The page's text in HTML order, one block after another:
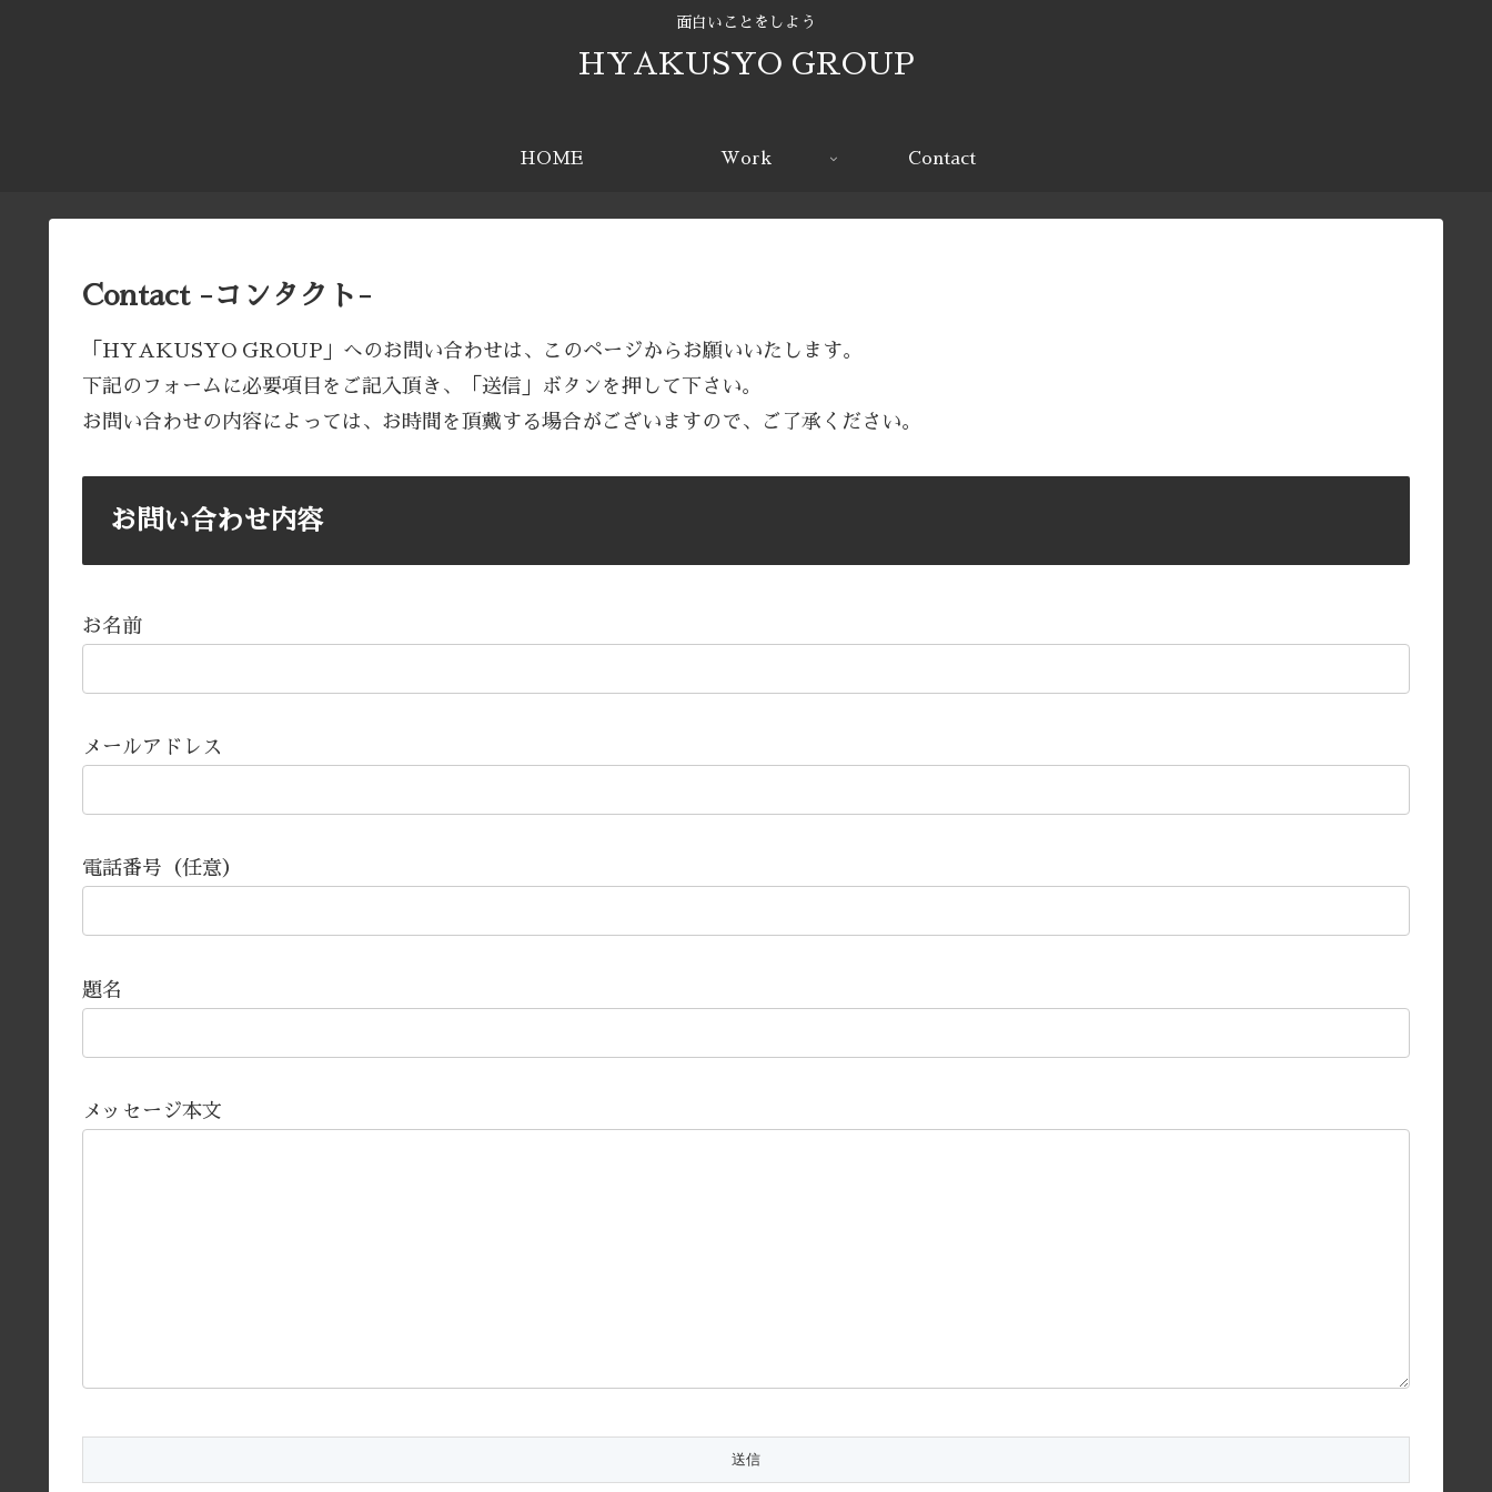
面白いことをしよう
HYAKUSYO GROUP
HOME Work Contact
Contact -コンタクト-
「HYAKUSYO GROUP」へのお問い合わせは、このページからお願いいたします。
下記のフォームに必要項目をご記入頂き、「送信」ボタンを押して下さい。
お問い合わせの内容によっては、お時間を頂戴する場合がございますので、ご了承ください。
お問い合わせ内容
お名前
メールアドレス
電話番号（任意）
題名
メッセージ本文